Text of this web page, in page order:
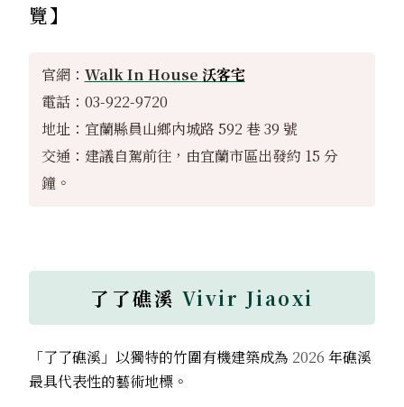
覽】
官網： Walk In House 沃客宅
電話：03-922-9720
地址：宜蘭縣員山鄉內城路 592 巷 39 號
交通：建議自駕前往，由宜蘭市區出發約 15 分
鐘。
了了礁溪 Vivir Jiaoxi
「了了礁溪」以獨特的竹圍有機建築成為 2026 年礁溪
最具代表性的藝術地標。